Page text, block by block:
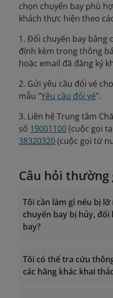
chọn chuyến bay phù
khách thực hiện theo
1. Đổi chuyến bay bằng
đính kèm trong thông
hoặc email đã đăng ký
2. Gửi yêu cầu đổi vé
mẫu "Yêu cầu đổi vé".
3. Liên hệ Trung tâm
số 19001100(cuộc gọi
38320320(cuộc gọi từ
Câu hỏi thường
Tôi cần làm gì nếu bị
chuyến bay bị hủy,
bay?
Trung tâm Chăm
Tôi có thể tra cứu
các hãng khác khai